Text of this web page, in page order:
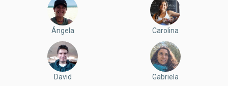
Ángela Carolina
David Gabriela